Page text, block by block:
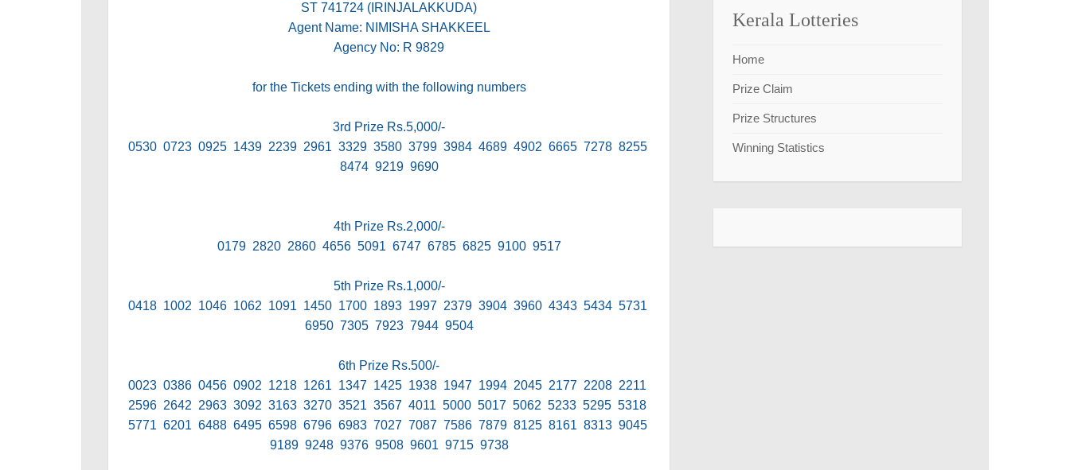
ST 741724 (IRINJALAKKUDA)
Agent Name: NIMISHA SHAKKEEL
Agency No: R 9829
for the Tickets ending with the following numbers
3rd Prize Rs.5,000/-
0530 0723 0925 1439 2239 2961 3329 3580 3799 3984 4689 4902 6665 7278 8255
8474 9219 9690
4th Prize Rs.2,000/-
0179 2820 2860 4656 5091 6747 6785 6825 9100 9517
5th Prize Rs.1,000/-
0418 1002 1046 1062 1091 1450 1700 1893 1997 2379 3904 3960 4343 5434 5731
6950 7305 7923 7944 9504
6th Prize Rs.500/-
0023 0386 0456 0902 1218 1261 1347 1425 1938 1947 1994 2045 2177 2208 2211
2596 2642 2963 3092 3163 3270 3521 3567 4011 5000 5017 5062 5233 5295 5318
5771 6201 6488 6495 6598 6796 6983 7027 7087 7586 7879 8125 8161 8313 9045
9189 9248 9376 9508 9601 9715 9738
Kerala Lotteries
Home
Prize Claim
Prize Structures
Winning Statistics